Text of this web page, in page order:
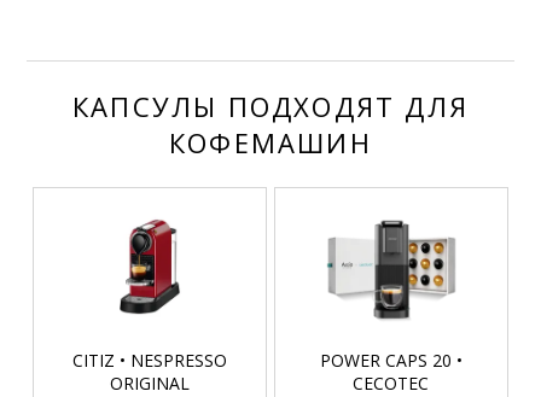
КАПСУЛЫ ПОДХОДЯТ ДЛЯ
КОФЕМАШИН
CITIZ • NESPRESSO
ORIGINAL
POWER CAPS 20 •
CECOTEC